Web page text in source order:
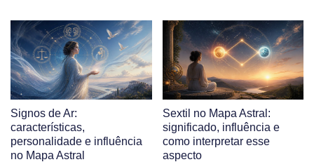
Signos de Ar:
características,
personalidade e influência
no Mapa Astral
Sextil no Mapa Astral:
significado, influência e
como interpretar esse
aspecto